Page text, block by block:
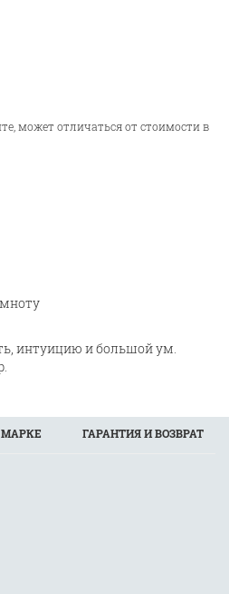
может отличаться от стоимости в
интуицию и большой ум.
МАРКЕ ГАРАНТИЯ И ВОЗВРАТ